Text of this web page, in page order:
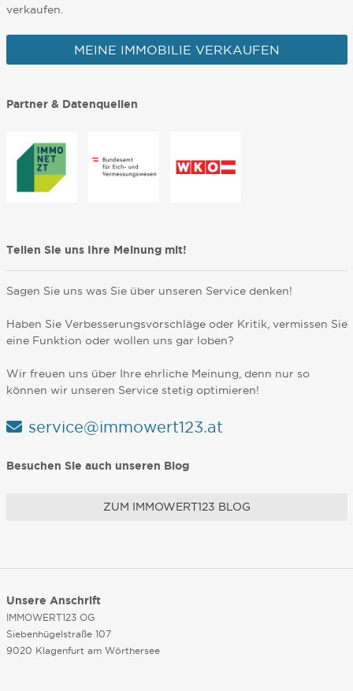
verkaufen.
MEINE IMMOBILIE VERKAUFEN
Partner & Datenquellen
Teilen Sie uns Ihre Meinung mit!
Sagen Sie uns was Sie über unseren Service denken!
Haben Sie Verbesserungsvorschläge oder Kritik, vermissen Sie
eine Funktion oder wollen uns gar loben?
Wir freuen uns über Ihre ehrliche Meinung, denn nur so
können wir unseren Service stetig optimieren!
service@immowert123.at
Besuchen Sie auch unseren Blog
ZUM IMMOWERT123 BLOG
Unsere Anschrift
IMMOWERT123 OG
Siebenhügelstraße 107
9020 Klagenfurt am Wörthersee